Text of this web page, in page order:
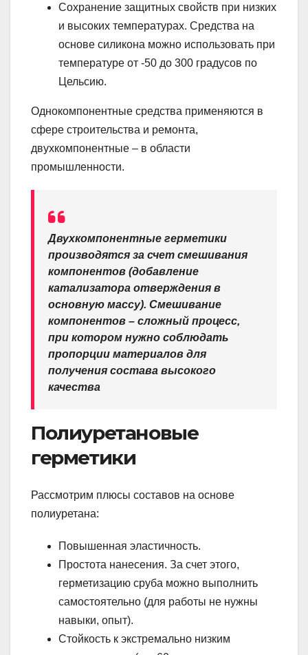
Сохранение защитных свойств при низких
и высоких температурах. Средства на
основе силикона можно использовать при
температуре от -50 до 300 градусов по
Цельсию.
Однокомпонентные средства применяются в
сфере строительства и ремонта,
двухкомпонентные – в области
промышленности.
Двухкомпонентные герметики
производятся за счет смешивания
компонентов (добавление
катализатора отверждения в
основную массу). Смешивание
компонентов – сложный процесс,
при котором нужно соблюдать
пропорции материалов для
получения состава высокого
качества
Полиуретановые
герметики
Рассмотрим плюсы составов на основе
полиуретана:
Повышенная эластичность.
Простота нанесения. За счет этого,
герметизацию сруба можно выполнить
самостоятельно (для работы не нужны
навыки, опыт).
Стойкость к экстремально низким